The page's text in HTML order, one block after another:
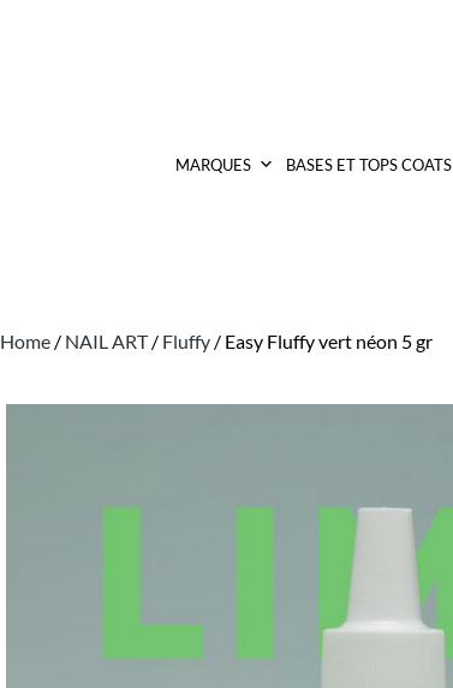
MARQUES BASES ET TOPS COATS
Home / NAIL ART/ Fluffy / Easy Fluffy vert néon 5 gr